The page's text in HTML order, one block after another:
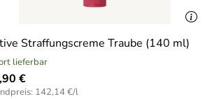
Straffungscreme Traube (140 ml)
lieferbar
€
142,14 €/l